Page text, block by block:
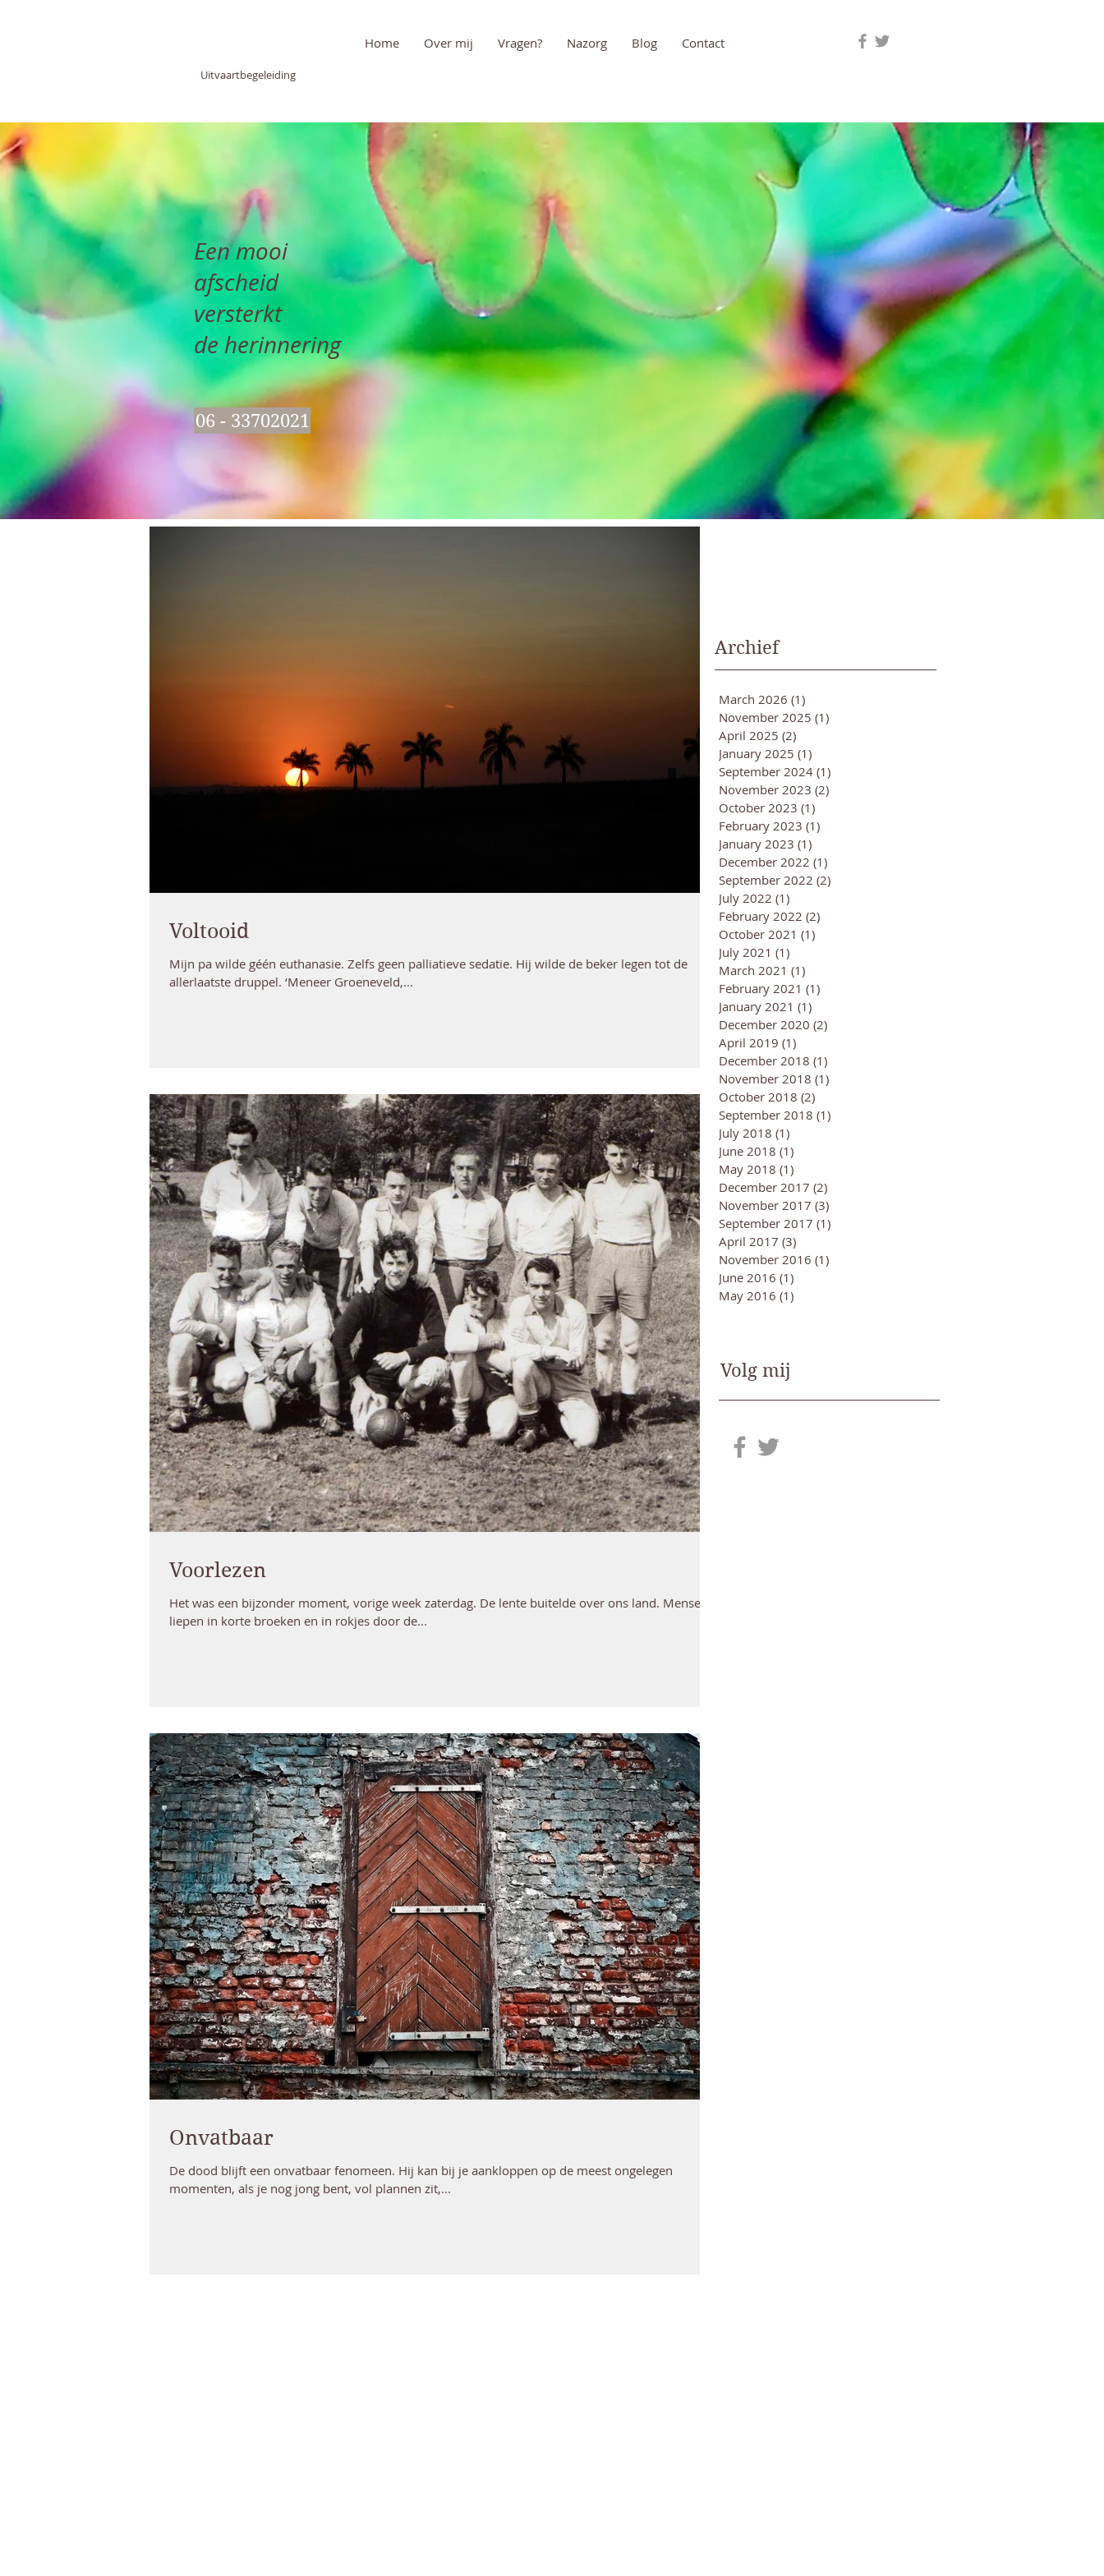
Uitvaartbegeleiding
Home Over mij Vragen? Nazorg Blog Contact
Een mooi
afscheid
versterkt
de herinnering
06 - 33702021
Voltooid
Mijn pa wilde géén euthanasie. Zelfs geen palliatieve sedatie. Hij wilde de beker legen tot de
allerlaatste druppel. ‘Meneer Groeneveld,...
Voorlezen
Het was een bijzonder moment, vorige week zaterdag. De lente buitelde over ons land. Mensen
liepen in korte broeken en in rokjes door de...
Onvatbaar
De dood blijft een onvatbaar fenomeen. Hij kan bij je aankloppen op de meest ongelegen
momenten, als je nog jong bent, vol plannen zit,...
Archief
March 2026 (1)
November 2025 (1)
April 2025 (2)
January 2025 (1)
September 2024 (1)
November 2023 (2)
October 2023 (1)
February 2023 (1)
January 2023 (1)
December 2022 (1)
September 2022 (2)
July 2022 (1)
February 2022 (2)
October 2021 (1)
July 2021 (1)
March 2021 (1)
February 2021 (1)
January 2021 (1)
December 2020 (2)
April 2019 (1)
December 2018 (1)
November 2018 (1)
October 2018 (2)
September 2018 (1)
July 2018 (1)
June 2018 (1)
May 2018 (1)
December 2017 (2)
November 2017 (3)
September 2017 (1)
April 2017 (3)
November 2016 (1)
June 2016 (1)
May 2016 (1)
Volg mij